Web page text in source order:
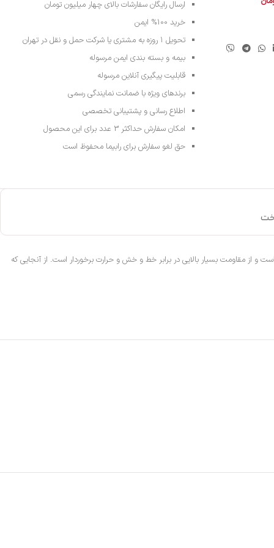
ارسال رایگان سفارشات بالای چهار میلیون تومان
خرید 100% ایمن
تحویل ۱ روزه به مشتری یا شرکت حمل و نقل در تهران
بیمه و بسته بندی ایمن مرسوله
قابلیت پیگیری آنلاین مرسوله
برندهای ویژه با ضمانت نمایندگی رسمی
اطلاع رسانی و پشتیبانی تخصصی
امکان سفارش حداکثر 3 عدد برای این محصول
حق لغو سفارش برای رابیما محفوظ است
و از مقاومت بسیار بالایی در برابر خط و خش و حرارت برخوردار است. از آنجایی که